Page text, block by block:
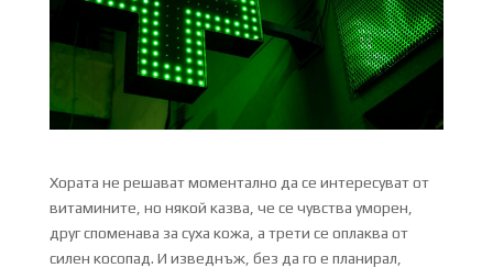
Хората не решават моментално да се интересуват от
витамините, но някой казва, че се чувства уморен,
друг споменава за суха кожа, а трети се оплаква от
силен косопад. И изведнъж, без да го е планирал,